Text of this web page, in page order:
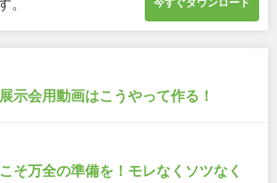
。
示会用動画はこうやって作る！
そ万全の準備を！モレなくソツなく